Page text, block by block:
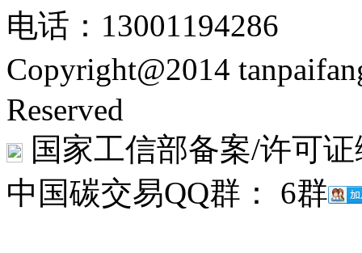
电话：13001194286
Copyright@2014
Reserved
国家工信部备案/许可
中国碳交易QQ群： 6群